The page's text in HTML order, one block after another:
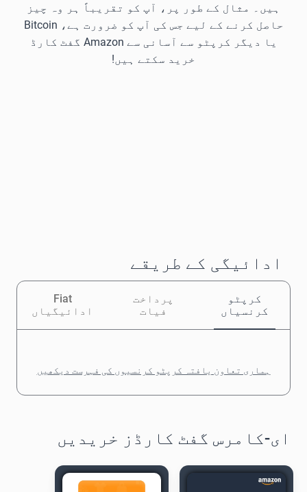
ہیں۔ مثال کے طور پر، آپ کو تقریباً ہر وہ چیز
حاصل کرنے کے لیے جس کی آپ کو ضرورت ہے، Bitcoin
یا دیگر کرپٹو سے آسانی سے Amazon گفٹ کارڈ
خرید سکتے ہیں!
ادائیگی کے طریقے
کرپٹو
کرنسیاں
پرداخت
فیات
Fiat
ادائیگیاں
ہماری تعاون یافتہ کرپٹو کرنسیوں کی فہرست دیکھیں
ای-کامرس گفٹ کارڈز خریدیں